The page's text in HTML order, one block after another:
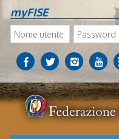
myFISE